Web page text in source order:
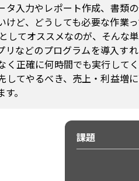
タ入力やレポート作成、書類
けど、どうしても必要な作業
してオススメなのが、そんな
リなどのプログラムを導入す
く正確に何時間でも実行して
してやるべき、売上・利益増
。
課題